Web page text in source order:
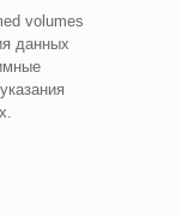
volumes
данных